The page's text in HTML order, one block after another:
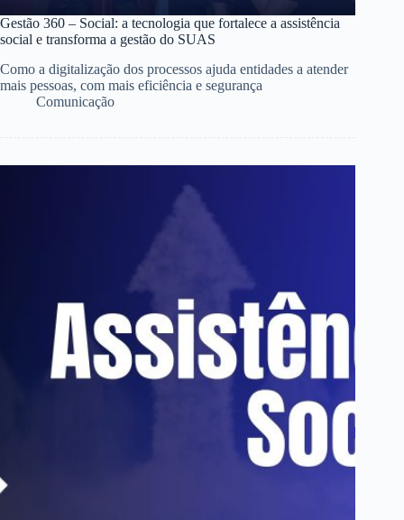
Gestão 360 – Social: a tecnologia que fortalece a assistência
social e transforma a gestão do SUAS
Como a digitalização dos processos ajuda entidades a atender
mais pessoas, com mais eficiência e segurança
Comunicação